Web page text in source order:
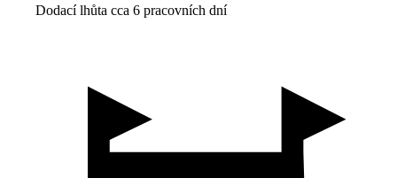
Dodací lhůta cca 6 pracovních dní